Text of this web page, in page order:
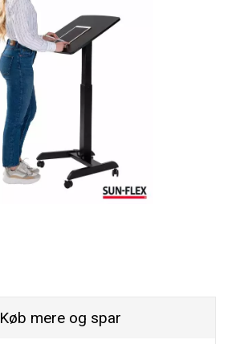
Køb mere og spar